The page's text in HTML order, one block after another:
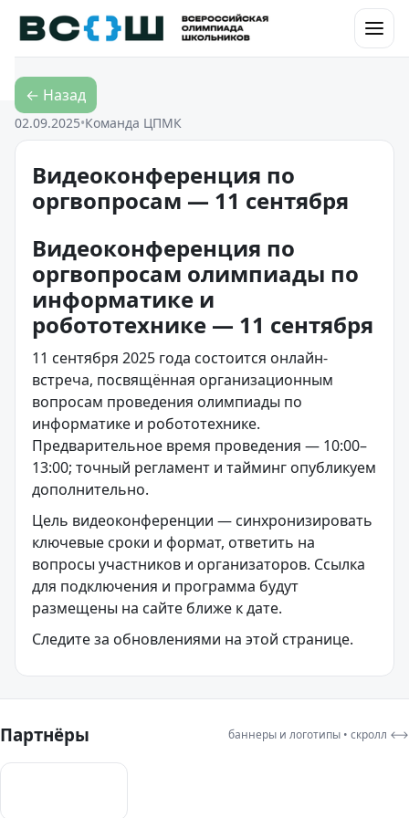
Перейти к контенту
← Назад
02.09.2025•Команда ЦПМК
Видеоконференция по
оргвопросам — 11 сентября
Видеоконференция по
оргвопросам олимпиады по
информатике и
робототехнике — 11 сентября
11 сентября 2025 года состоится онлайн-
встреча, посвящённая организационным
вопросам проведения олимпиады по
информатике и робототехнике.
Предварительное время проведения — 10:00–
13:00; точный регламент и тайминг опубликуем
дополнительно.
Цель видеоконференции — синхронизировать
ключевые сроки и формат, ответить на
вопросы участников и организаторов. Ссылка
для подключения и программа будут
размещены на сайте ближе к дате.
Следите за обновлениями на этой странице.
Партнёры баннеры и логотипы • скролл ⟷